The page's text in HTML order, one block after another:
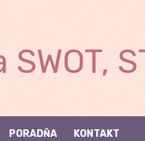
PORADŇA KONTAKT